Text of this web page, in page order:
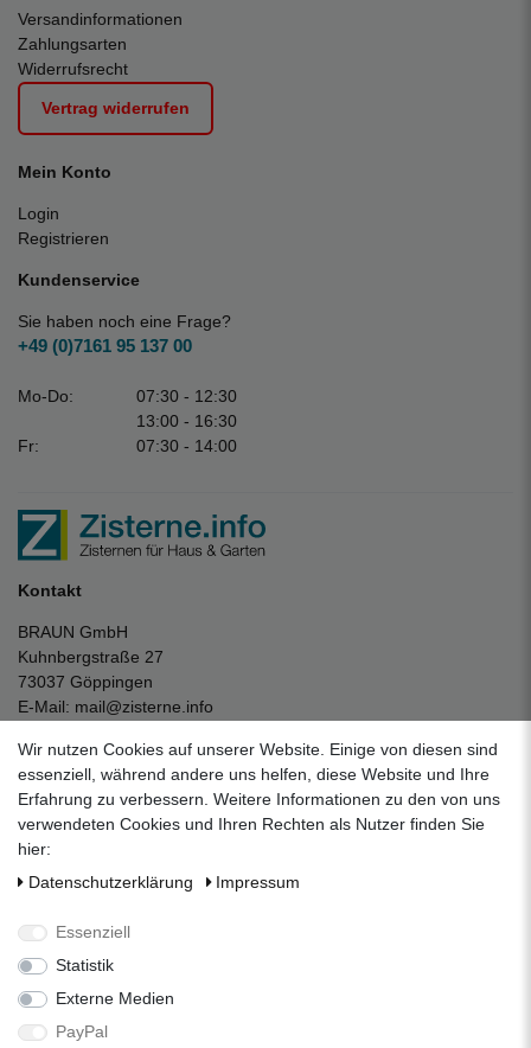
Versandinformationen
Zahlungsarten
Widerrufsrecht
Vertrag widerrufen
Mein Konto
Login
Registrieren
Kundenservice
Sie haben noch eine Frage?
+49 (0)7161 95 137 00
Mo-Do:
07:30 - 12:30
13:00 - 16:30
Fr:
07:30 - 14:00
Kontakt
BRAUN GmbH
Kuhnbergstraße 27
73037 Göppingen
E-Mail: mail@zisterne.info
Unternehmen
Datenschutzerklärung
Impressum
Über uns
Folgen Sie uns auf Social Media
Wir nutzen Cookies auf unserer Website. Einige von diesen sind
essenziell, während andere uns helfen, diese Website und Ihre
Erfahrung zu verbessern. Weitere Informationen zu den von uns
verwendeten Cookies und Ihren Rechten als Nutzer finden Sie
hier:
Daten­schutz­erklärung
Impressum
Essenziell
Statistik
Externe Medien
PayPal